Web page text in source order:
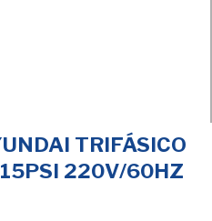
TRIFÁSICO
220V/60HZ